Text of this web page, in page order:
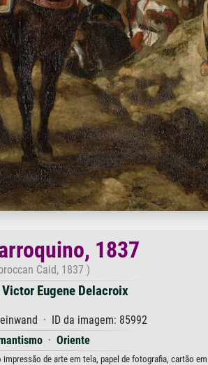
1837
Caid, 1837 )
Eugene Delacroix
· ID da imagem: 85992
· Oriente
de arte em tela, papel de fotografia, cartão